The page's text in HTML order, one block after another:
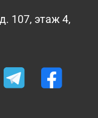
107, этаж 4,